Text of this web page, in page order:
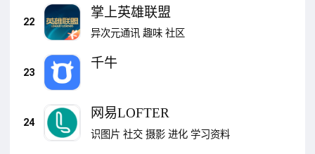
22
掌上英雄联盟
异次元通讯 趣味 社区
23
千牛
24
网易LOFTER
识图片 社交 摄影 进化 学习资料